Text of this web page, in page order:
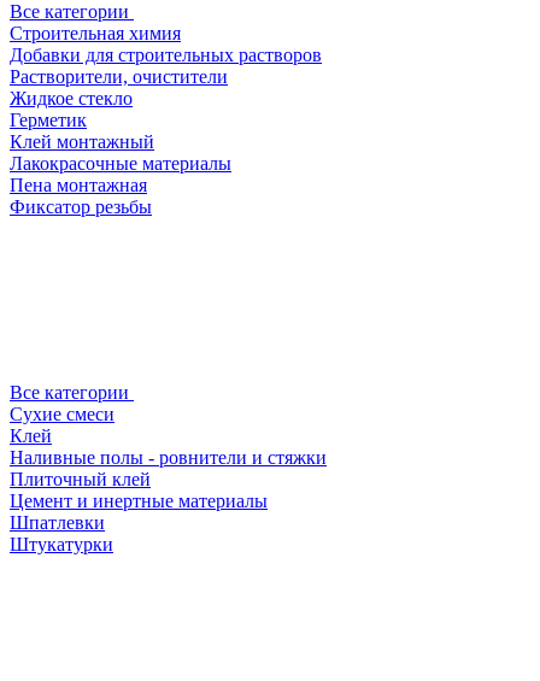
Все категории
Строительная химия
Добавки для строительных растворов
Растворители, очистители
Жидкое стекло
Герметик
Клей монтажный
Лакокрасочные материалы
Пена монтажная
Фиксатор резьбы
Все категории
Сухие смеси
Клей
Наливные полы - ровнители и стяжки
Плиточный клей
Цемент и инертные материалы
Шпатлевки
Штукатурки